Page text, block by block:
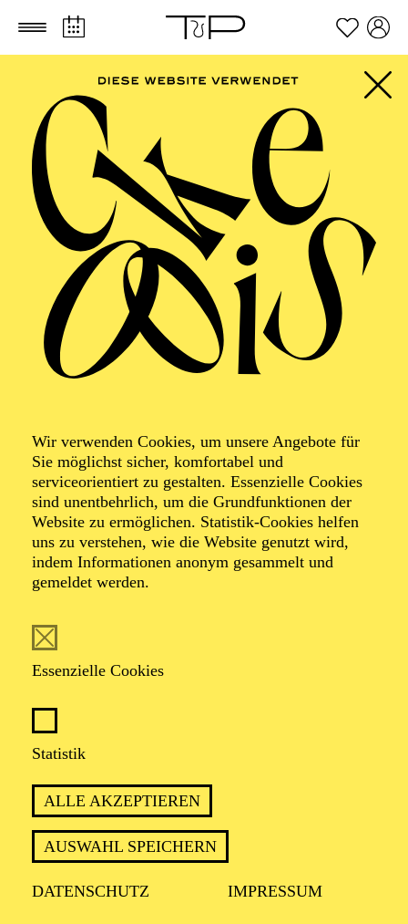
Zum Hauptinhalt springen Zum Footer springen
Wir verwenden Cookies, um unsere Angebote für
Sie möglichst sicher, komfortabel und
serviceorientiert zu gestalten. Essenzielle Cookies
sind unentbehrlich, um die Grundfunktionen der
Website zu ermöglichen. Statistik-Cookies helfen
uns zu verstehen, wie die Website genutzt wird,
indem Informationen anonym gesammelt und
gemeldet werden.
Essenzielle Cookies
Statistik
ALLE AKZEPTIEREN
AUSWAHL SPEICHERN
DATENSCHUTZ IMPRESSUM
FILTER
SEPTEMBER 2026
PHILHARMONIE ESSEN
Freitag
04.09.2026
20:00 - 23:00
Alfried Krupp Saal
Veranstalter: Theater-, Konzert- u. Gastspieldirektion OTTO
HOFNER GMBH
TICKETS
55,20 52,70€
Die Veranstaltung ist vom Angebot der TUPcard ausgeschlossen.
Samstag
05.09.2026
Grillo-Theater
BLICK AUF DEN IRAN –
STIMMEN ZUR AKTUELLEN
LAGE
Veranstalter: Eine Kooperationsveranstaltung mit der Stadt
Essen